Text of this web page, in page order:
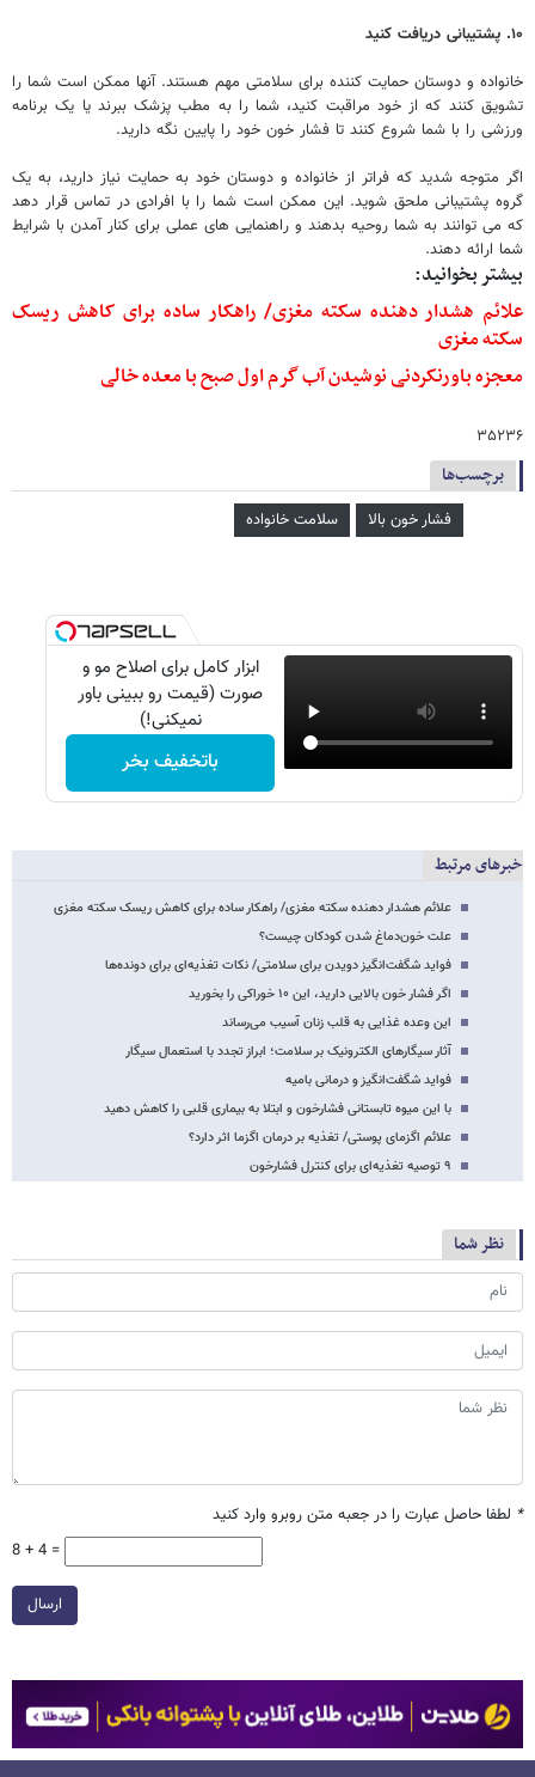
۱۰. پشتیبانی دریافت کنید
خانواده و دوستان حمایت کننده برای سلامتی مهم هستند. آنها ممکن است شما را
تشویق کنند که از خود مراقبت کنید، شما را به مطب پزشک ببرند یا یک برنامه
ورزشی را با شما شروع کنند تا فشار خون خود را پایین نگه دارید.
اگر متوجه شدید که فراتر از خانواده و دوستان خود به حمایت نیاز دارید، به یک
گروه پشتیبانی ملحق شوید. این ممکن است شما را با افرادی در تماس قرار دهد
که می توانند به شما روحیه بدهند و راهنمایی های عملی برای کنار آمدن با شرایط
شما ارائه دهند.
بیشتر بخوانید:
علائم هشدار دهنده‌ سکته مغزی/ راهکار ساده برای کاهش ریسک
سکته مغزی
معجزه باورنکردنی نوشیدن آب گرم اول صبح با معده خالی
۳۵۲۳۶
برچسب‌ها
فشار خون بالا سلامت خانواده
ابزار کامل برای اصلاح مو و
صورت (قیمت رو ببینی باور
نمیکنی!)
باتخفیف بخر
خبرهای مرتبط
علائم هشدار دهنده‌ سکته مغزی/ راهکار ساده برای کاهش ریسک سکته مغزی
علت خون‌دماغ شدن کودکان چیست؟
فواید شگفت‌انگیز دویدن برای سلامتی/ نکات تغذیه‌ای برای دونده‌ها
اگر فشار خون بالایی دارید، این ۱۰ خوراکی را بخورید
این وعده غذایی به قلب زنان آسیب می‌رساند
آثار سیگارهای الکترونیک بر سلامت؛ ابراز تجدد با استعمال سیگار
فواید شگفت‌انگیز و درمانی بامیه
با این میوه تابستانی فشارخون و ابتلا به بیماری قلبی را کاهش دهید
علائم اگزمای پوستی/ تغذیه بر درمان اگزما اثر دارد؟
۹ توصیه‌ تغذیه‌ای برای کنترل فشارخون
نظر شما
* لطفا حاصل عبارت را در جعبه متن روبرو وارد کنید
8 + 4 =
ارسال